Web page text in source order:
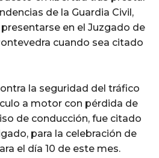
de la Guardia Civil,
en el Juzgado de
cuando sea citado
la seguridad del tráfico
a motor con pérdida de
de conducción, fue citado
para la celebración de
el día 10 de este mes.